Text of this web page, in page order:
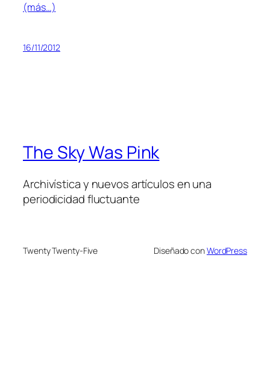
(más…)
16/11/2012
The Sky Was Pink
Archivística y nuevos artículos en una
periodicidad fluctuante
Twenty Twenty-Five Diseñado conWordPress